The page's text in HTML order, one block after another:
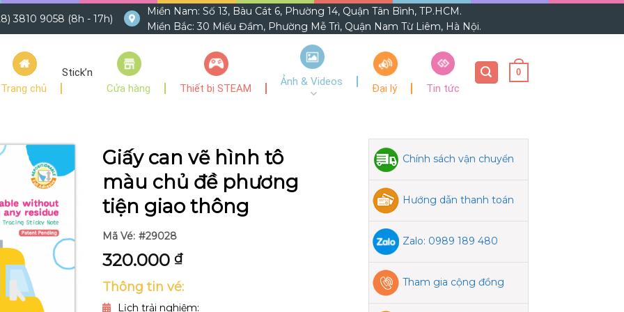
3810 9058 (8h - 17h)
Miền Nam: Số 13, Bàu Cát 6, Phường 14, Quận Tân Bình, TP.HCM.
Miền Bắc: 30 Miếu Đầm, Phường Mễ Trì, Quận Nam Từ Liêm, Hà Nội.
Trang chủ
Stick’n
Cửa hàng
Thiết bị STEAM
Ảnh & Videos
Đại lý Tin tức
0
Giấy can vẽ hình tô
màu chủ đề phương
tiện giao thông
Mã Vé: #29028
320.000₫
Thông tin vé:
Lịch trải nghiệm:
Chính sách vận chuyển
Hướng dẫn thanh toán
Zalo: 0989 189 480
Tham gia cộng đồng